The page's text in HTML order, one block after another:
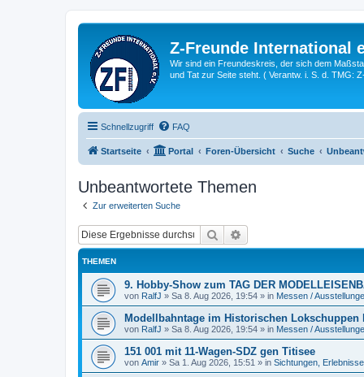
Z-Freunde International
Wir sind ein Freundeskreis, der sich dem
und Tat zur Seite steht. ( Verantw. i. S. d. TMG:
Schnellzugriff FAQ
Startseite Portal Foren-Übersicht Suche
Unbeantwortete Themen
Zur erweiterten Suche
Suche
THEMEN
9. Hobby-Show zum TAG DER
von RalfJ » Sa 8. Aug 2026, 19:54 » in Messen /
Modellbahntage im Historischen Lokschuppen
von RalfJ » Sa 8. Aug 2026, 19:54 » in Messen /
151 001 mit 11-Wagen-SDZ gen Titisee
von Amir » Sa 1. Aug 2026, 15:51 » in Sichtungen,